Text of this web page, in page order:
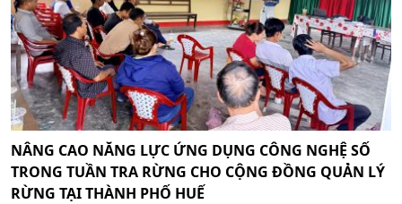
NÂNG CAO NĂNG LỰC ỨNG DỤNG CÔNG NGHỆ SỐ
TRONG TUẦN TRA RỪNG CHO CỘNG ĐỒNG QUẢN LÝ
RỪNG TẠI THÀNH PHỐ HUẾ